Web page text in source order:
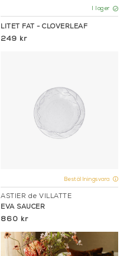
I lager
LITET FAT - CLOVERLEAF
249 kr
Beställningsvara
ASTIER de VILLATTE
EVA SAUCER
860 kr